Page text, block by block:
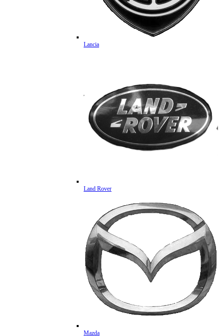
Lancia
Land Rover
Mazda